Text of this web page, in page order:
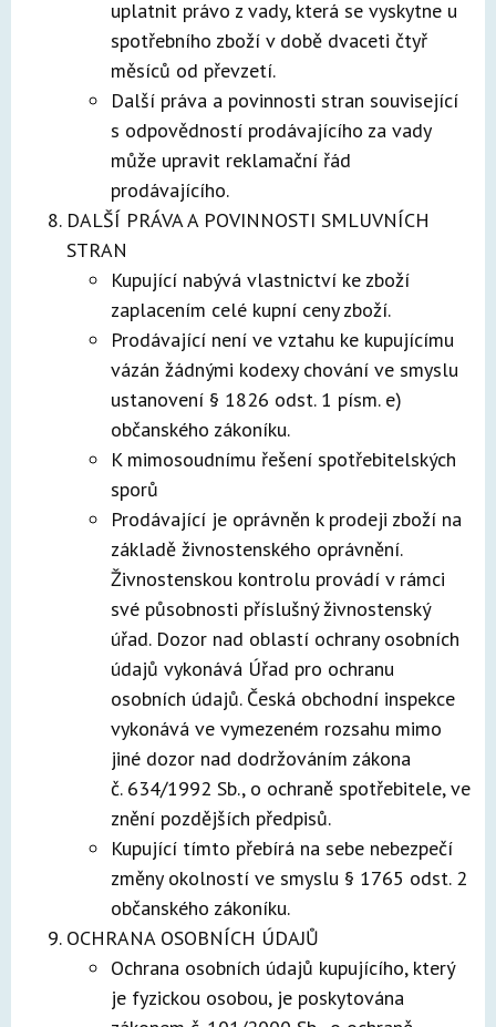
uplatnit právo z vady, která se vyskytne u
spotřebního zboží v době dvaceti čtyř
měsíců od převzetí.
Další práva a povinnosti stran související
s odpovědností prodávajícího za vady
může upravit reklamační řád
prodávajícího.
DALŠÍ PRÁVA A POVINNOSTI SMLUVNÍCH
STRAN
Kupující nabývá vlastnictví ke zboží
zaplacením celé kupní ceny zboží.
Prodávající není ve vztahu ke kupujícímu
vázán žádnými kodexy chování ve smyslu
ustanovení § 1826 odst. 1 písm. e)
občanského zákoníku.
K mimosoudnímu řešení spotřebitelských
sporů
Prodávající je oprávněn k prodeji zboží na
základě živnostenského oprávnění.
Živnostenskou kontrolu provádí v rámci
své působnosti příslušný živnostenský
úřad. Dozor nad oblastí ochrany osobních
údajů vykonává Úřad pro ochranu
osobních údajů. Česká obchodní inspekce
vykonává ve vymezeném rozsahu mimo
jiné dozor nad dodržováním zákona
č. 634/1992 Sb., o ochraně spotřebitele, ve
znění pozdějších předpisů.
Kupující tímto přebírá na sebe nebezpečí
změny okolností ve smyslu § 1765 odst. 2
občanského zákoníku.
OCHRANA OSOBNÍCH ÚDAJŮ
Ochrana osobních údajů kupujícího, který
je fyzickou osobou, je poskytována